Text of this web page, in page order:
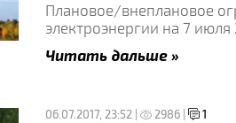
Плановое/внеплановое
электроэнергии на 7 июля
Читать дальше »
06.07.2017, 23:52 | 2986 | 1